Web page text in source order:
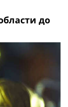
до